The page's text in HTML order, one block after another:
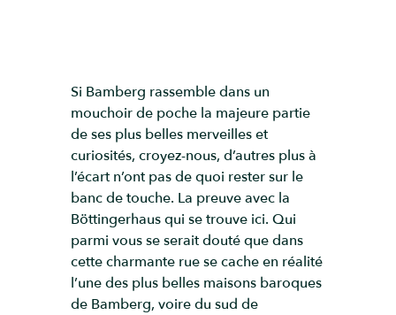
Si Bamberg rassemble dans un
mouchoir de poche la majeure partie
de ses plus belles merveilles et
curiosités, croyez-nous, d’autres plus à
l’écart n’ont pas de quoi rester sur le
banc de touche. La preuve avec la
Böttingerhaus qui se trouve ici. Qui
parmi vous se serait douté que dans
cette charmante rue se cache en réalité
l’une des plus belles maisons baroques
de Bamberg, voire du sud de